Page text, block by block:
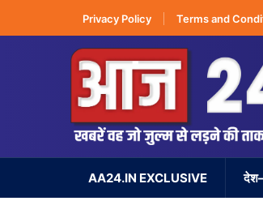
Privacy Policy Terms and
AA24.IN EXCLUSIVE